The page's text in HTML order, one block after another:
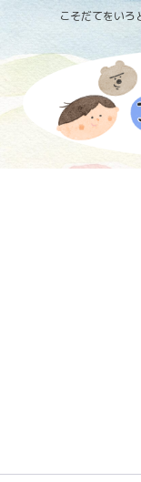
こそだてをい